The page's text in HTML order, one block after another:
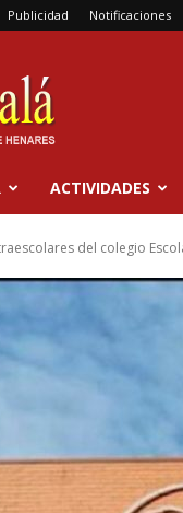
Publicidad Notificaciones
ACTIVIDADES
del colegio